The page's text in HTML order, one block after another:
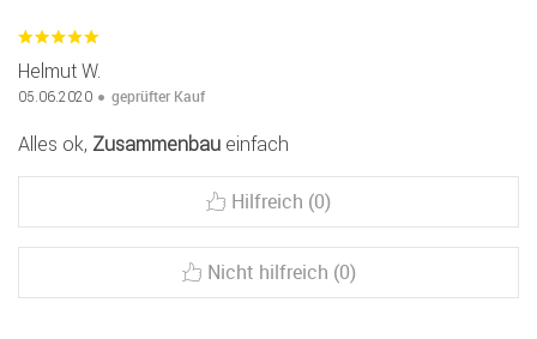
Helmut W.
05.06.2020 geprüfter Kauf
Alles ok, Zusammenbau einfach
Hilfreich (0)
Nicht hilfreich (0)